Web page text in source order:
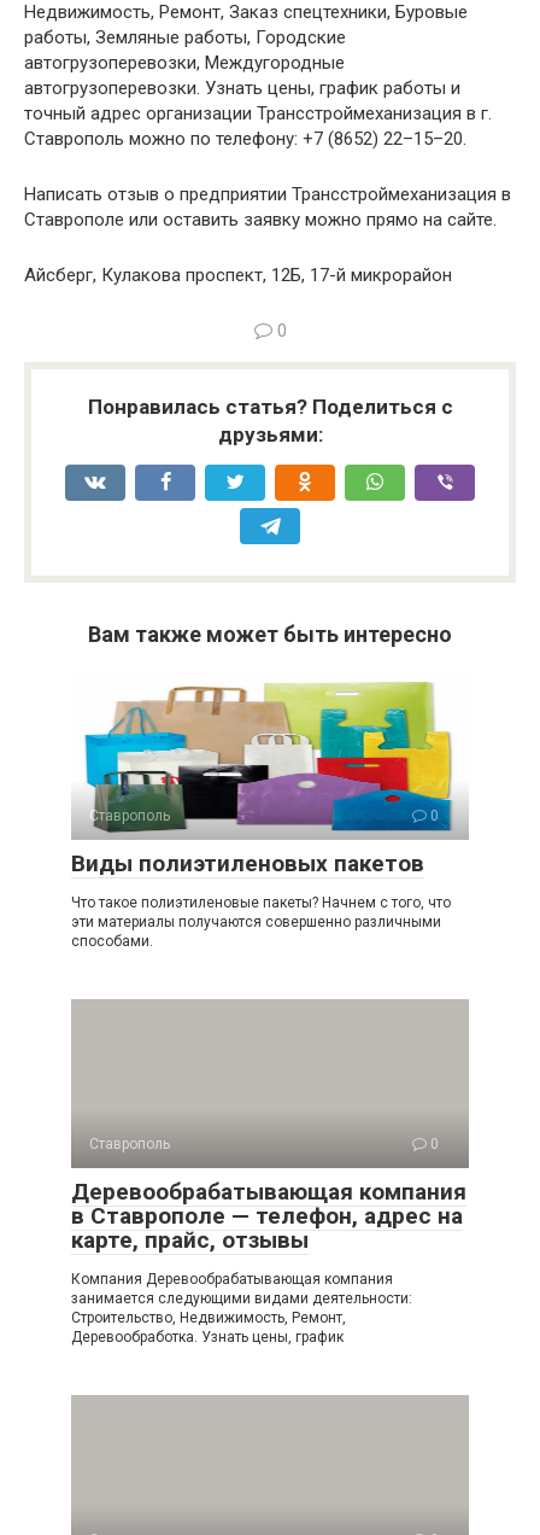
Недвижимость, Ремонт, Заказ спецтехники, Буровые
работы, Земляные работы, Городские
автогрузоперевозки, Междугородные
автогрузоперевозки. Узнать цены, график работы и
точный адрес организации Трансстроймеханизация в г.
Ставрополь можно по телефону: +7 (8652) 22–15–20.
Написать отзыв о предприятии Трансстроймеханизация в
Ставрополе или оставить заявку можно прямо на сайте.
Айсберг, Кулакова проспект, 12Б, 17-й микрорайон
0
Понравилась статья? Поделиться с
друзьями:
Вам также может быть интересно
Ставрополь 0
Виды полиэтиленовых пакетов
Что такое полиэтиленовые пакеты? Начнем с того, что
эти материалы получаются совершенно различными
способами.
Ставрополь 0
Деревообрабатывающая компания
в Ставрополе — телефон, адрес на
карте, прайс, отзывы
Компания Деревообрабатывающая компания
занимается следующими видами деятельности:
Строительство, Недвижимость, Ремонт,
Деревообработка. Узнать цены, график